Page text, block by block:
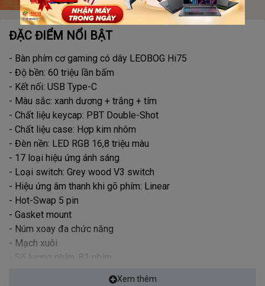
ĐẶC ĐIỂM NỔI BẬT
- Bàn phím cơ gaming có dây LEOBOG Hi75
- Độ bền: 60 triệu lần bấm
- Kết nối: USB Type-C
- Màu sắc: xanh dương + trắng + tím
- Chất liệu keycap: PBT Double-Shot
- Chất liệu case: Hợp kim nhôm
- Đèn nền: LED RGB 16,8 triệu màu
- 17 loại hiệu ứng ánh sáng
- Loại switch: Grey wood V3 switch
- Hiệu ứng âm thanh khi gõ phím: Linear
- Hot-Swap 5 pin
- Gasket mount
- Núm xoay đa chức năng
- Mạch xuôi
- Số lượng phím: 81 phím
Xem thêm